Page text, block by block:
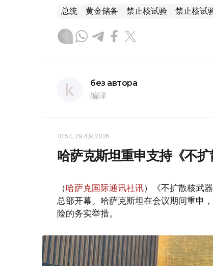
总统 黄金储备 禁止核试验 禁止核试
без автора
编译
10:54, 29 4月 2026
哈萨克斯坦重申支持《不
（哈萨克国际通讯社讯）《不扩散核武
总部开幕。哈萨克斯坦在会议期间重申
险的务实举措。